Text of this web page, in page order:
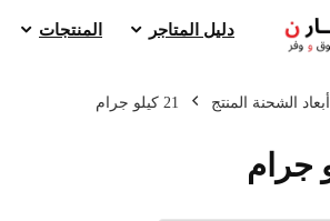
دليل المتاجر المنتجات
أبعاد الشحنة المنتج 21 كيلو جرام